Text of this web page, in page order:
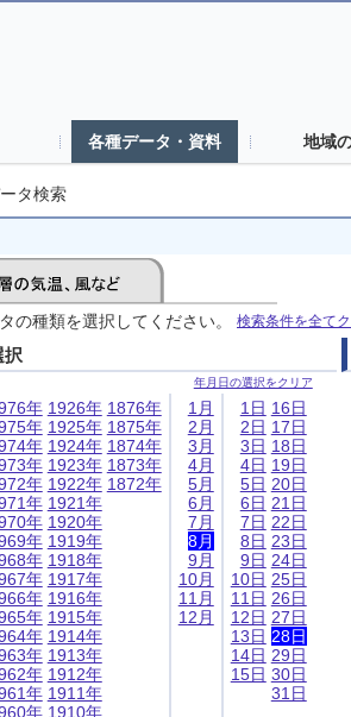
各種データ・資料 地域
タ検索
の種類を選択してください。 検索条件を全て
択
年月日の選択をクリア
年
年
年
年
年
年
年
年
年
年
年
年
年
年
年
年
年
1926年
1925年
1924年
1923年
1922年
1921年
1920年
1919年
1918年
1917年
1916年
1915年
1914年
1913年
1912年
1911年
1910年
1876年
1875年
1874年
1873年
1872年
1月
2月
3月
4月
5月
6月
7月
8月
9月
10月
11月
12月
1日
2日
3日
4日
5日
6日
7日
8日
9日
10日
11日
12日
13日
14日
15日
16日
17日
18日
19日
20日
21日
22日
23日
24日
25日
26日
27日
28日
29日
30日
31日